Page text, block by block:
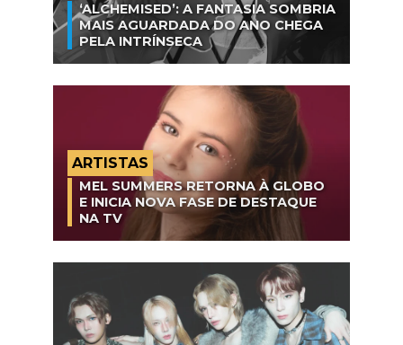
‘ALCHEMISED’: A FANTASIA SOMBRIA
MAIS AGUARDADA DO ANO CHEGA
PELA INTRÍNSECA
ARTISTAS
MEL SUMMERS RETORNA À GLOBO
E INICIA NOVA FASE DE DESTAQUE
NA TV